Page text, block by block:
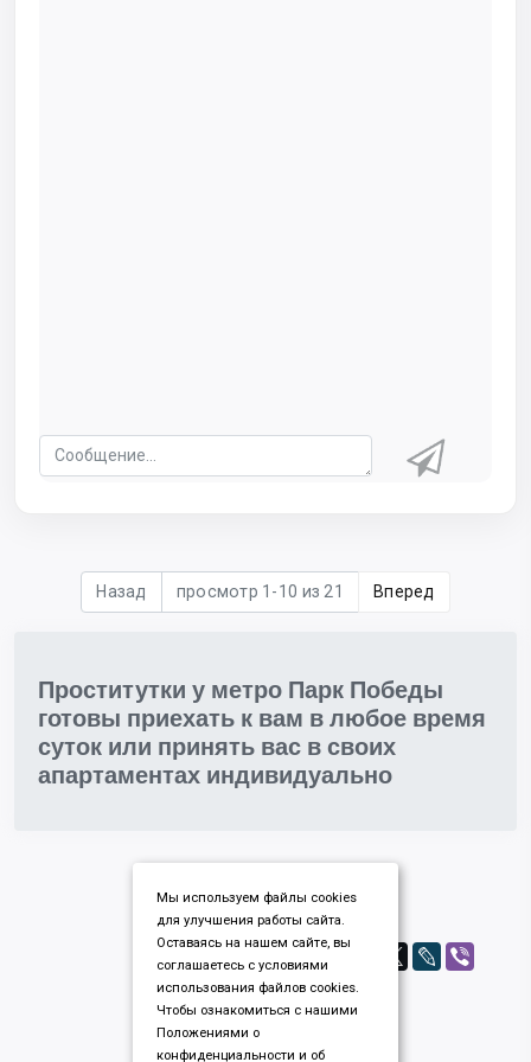
Назад просмотр 1-10 из 21 Вперед
Проститутки у метро Парк Победы
готовы приехать к вам в любое время
суток или принять вас в своих
апартаментах индивидуально
Мы используем файлы cookies
для улучшения работы сайта.
Оставаясь на нашем сайте, вы
соглашаетесь с условиями
использования файлов cookies.
Чтобы ознакомиться с нашими
Положениями о
конфиденциальности и об